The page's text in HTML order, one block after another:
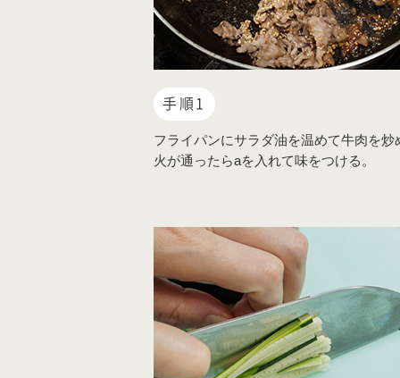
手順1
フライパンにサラダ油を温めて牛肉を炒
火が通ったらaを入れて味をつける。